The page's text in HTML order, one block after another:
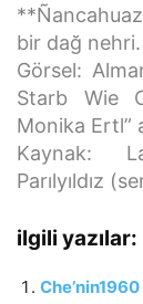
bir dağ nehri.
Görsel:
Starb Wie
Monika Ertl”
Kaynak:
Parılyıldız
ilgili yazılar: